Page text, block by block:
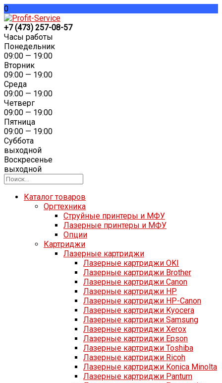
0
+7 (473) 257-08-57
Часы работы
Понедельник
09:00 — 19:00
Вторник
09:00 — 19:00
Среда
09:00 — 19:00
Четверг
09:00 — 19:00
Пятница
09:00 — 19:00
Суббота
выходной
Воскресенье
выходной
Каталог товаров
Оргтехника
Струйные принтеры и МФУ
Лазерные принтеры и МФУ
Опции
Картриджи
Лазерные картриджи
Лазерные картриджи OKI
Лазерные картриджи Brother
Лазерные картриджи Canon
Лазерные картриджи HP
Лазерные картриджи HP-Canon
Лазерные картриджи Kyocera
Лазерные картриджи Samsung
Лазерные картриджи Xerox
Лазерные картриджи Epson
Лазерные картриджи Toshiba
Лазерные картриджи Ricoh
Лазерные картриджи Konica Minolta
Лазерные картриджи Pantum